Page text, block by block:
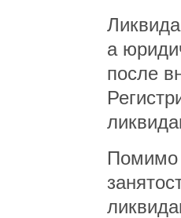
а
после
Помимо